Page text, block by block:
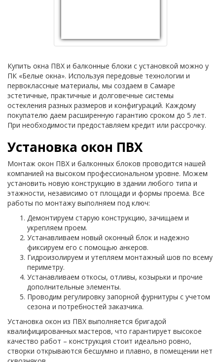
Купить окна ПВХ и балконные блоки с установкой можно у
ПК «Белые окна». Используя передовые технологии и
первоклассные материалы, мы создаем в Самаре
эстетичные, практичные и долговечные системы
остекления разных размеров и конфигураций. Каждому
покупателю даем расширенную гарантию сроком до 5 лет.
При необходимости предоставляем кредит или рассрочку.
Установка окон ПВХ
Монтаж окон ПВХ и балконных блоков проводится нашей
компанией на высоком профессиональном уровне. Можем
установить новую конструкцию в здании любого типа и
этажности, независимо от площади и формы проема. Все
работы по монтажу выполняем под ключ:
Демонтируем старую конструкцию, зачищаем и
укрепляем проем.
Устанавливаем новый оконный блок и надежно
фиксируем его с помощью анкеров.
Гидроизолируем и утепляем монтажный шов по всему
периметру.
Устанавливаем откосы, отливы, козырьки и прочие
дополнительные элементы.
Проводим регулировку запорной фурнитуры с учетом
сезона и потребностей заказчика.
Установка окон из ПВХ выполняется бригадой
квалифицированных мастеров, что гарантирует высокое
качество работ – конструкция стоит идеально ровно,
створки открываются бесшумно и плавно, в помещении нет